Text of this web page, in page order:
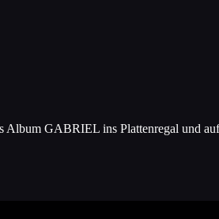
Album GABRIEL ins Plattenregal und